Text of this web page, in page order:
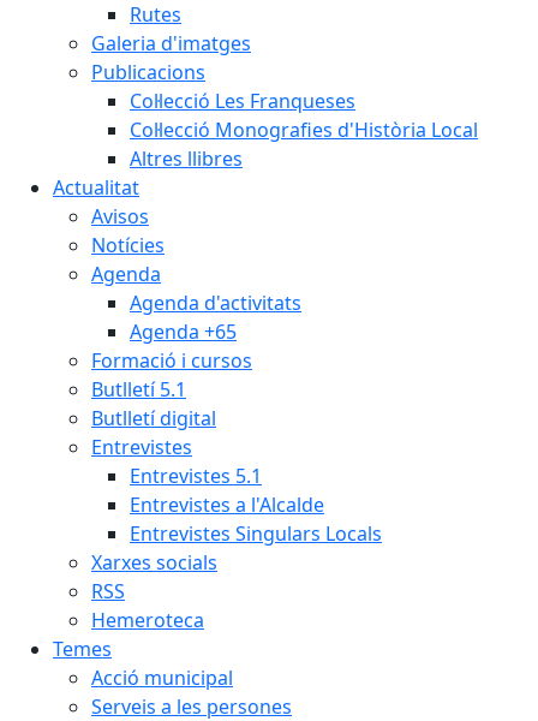
Rutes
Galeria d'imatges
Publicacions
Col·lecció Les Franqueses
Col·lecció Monografies d'Història Local
Altres llibres
Actualitat
Avisos
Notícies
Agenda
Agenda d'activitats
Agenda +65
Formació i cursos
Butlletí 5.1
Butlletí digital
Entrevistes
Entrevistes 5.1
Entrevistes a l'Alcalde
Entrevistes Singulars Locals
Xarxes socials
RSS
Hemeroteca
Temes
Acció municipal
Serveis a les persones